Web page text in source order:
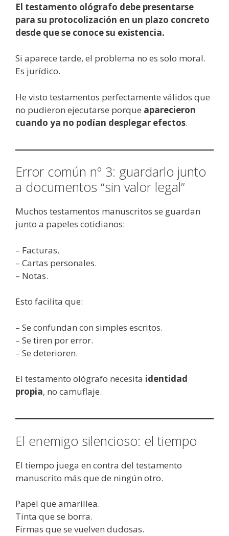
El testamento ológrafo debe presentarse
para su protocolización en un plazo concreto
desde que se conoce su existencia.
Si aparece tarde, el problema no es solo moral.
Es jurídico.
He visto testamentos perfectamente válidos que
no pudieron ejecutarse porque aparecieron
cuando ya no podían desplegar efectos.
Error común nº 3: guardarlo junto
a documentos “sin valor legal”
Muchos testamentos manuscritos se guardan
junto a papeles cotidianos:
– Facturas.
– Cartas personales.
– Notas.
Esto facilita que:
– Se confundan con simples escritos.
– Se tiren por error.
– Se deterioren.
El testamento ológrafo necesita identidad
propia, no camuflaje.
El enemigo silencioso: el tiempo
El tiempo juega en contra del testamento
manuscrito más que de ningún otro.
Papel que amarillea.
Tinta que se borra.
Firmas que se vuelven dudosas.